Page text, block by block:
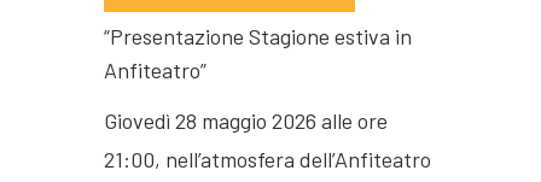
“Presentazione Stagione estiva in
Anfiteatro”
Giovedì 28 maggio 2026 alle ore
21:00, nell’atmosfera dell’Anfiteatro